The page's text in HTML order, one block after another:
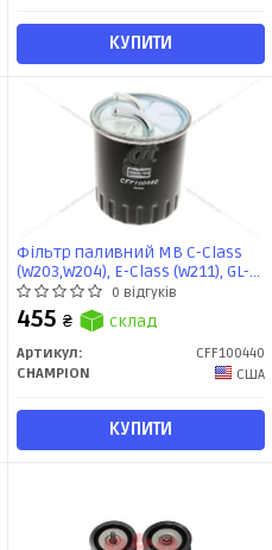
КУПИТИ
Фільтр паливний MB C-Class
(W203,W204), E-Class (W211), GL-
Class (X164), Sprinter (06-) 2.1,
2.2, 2.7, 3.0d (CFF100440)
CHAMPION
0 відгуків
455 ₴ склад
Артикул:
CFF100440
CHAMPION
США
КУПИТИ